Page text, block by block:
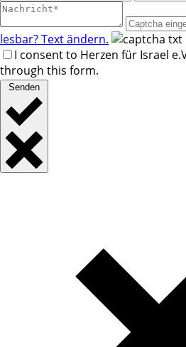
lesbar? Text ändern.
I consent to Herzen für Israel
through this form.
Senden